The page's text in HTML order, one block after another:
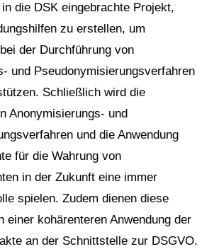
die DSK eingebrachte Projekt,
zu erstellen, um
der Durchführung von
und Pseudonymisierungsverfahren
Schließlich wird die
Anonymisierungs- und
und die Anwendung
für die Wahrung von
in der Zukunft eine immer
spielen. Zudem dienen diese
einer kohärenteren Anwendung der
an der Schnittstelle zur DSGVO.